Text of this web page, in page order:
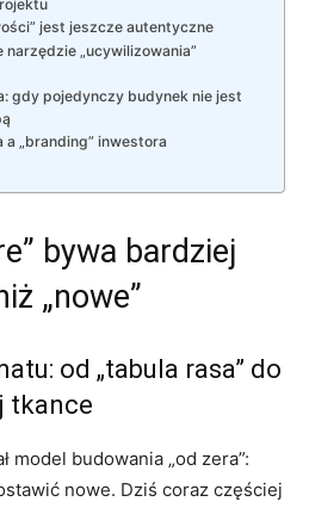
jest jeszcze autentyczne
narzędzie „ucywilizowania”
gdy pojedynczy budynek nie jest
„branding” inwestora
bywa bardziej
„nowe”
od „tabula rasa” do
tkance
model budowania „od zera”:
nowe. Dziś coraz częściej